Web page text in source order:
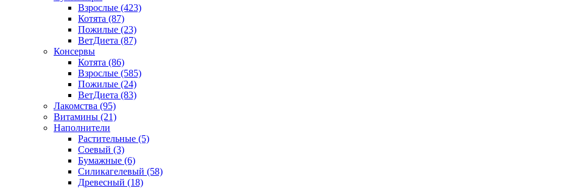
Взрослые (423)
Котята (87)
Пожилые (23)
ВетДиета (87)
Консервы
Котята (86)
Взрослые (585)
Пожилые (24)
ВетДиета (83)
Лакомства (95)
Витамины (21)
Наполнители
Растительные (5)
Соевый (3)
Бумажные (6)
Силикагелевый (58)
Древесный (18)